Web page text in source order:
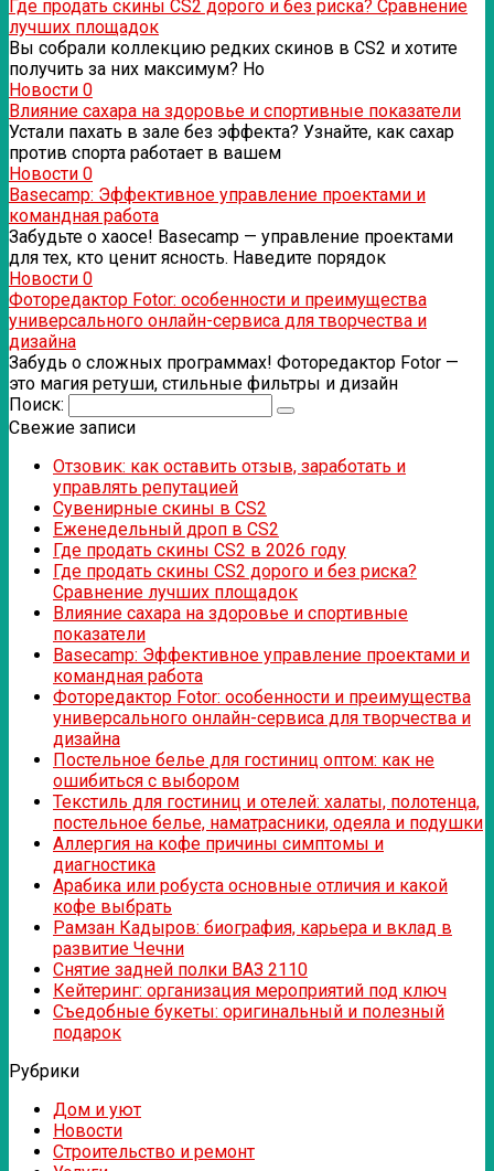
Где продать скины CS2 дорого и без риска? Сравнение
лучших площадок
Вы собрали коллекцию редких скинов в CS2 и хотите
получить за них максимум? Но
Новости 0
Влияние сахара на здоровье и спортивные показатели
Устали пахать в зале без эффекта? Узнайте, как сахар
против спорта работает в вашем
Новости 0
Basecamp: Эффективное управление проектами и
командная работа
Забудьте о хаосе! Basecamp — управление проектами
для тех, кто ценит ясность. Наведите порядок
Новости 0
Фоторедактор Fotor: особенности и преимущества
универсального онлайн-сервиса для творчества и
дизайна
Забудь о сложных программах! Фоторедактор Fotor —
это магия ретуши, стильные фильтры и дизайн
Поиск:
Свежие записи
Отзовик: как оставить отзыв, заработать и
управлять репутацией
Сувенирные скины в CS2
Еженедельный дроп в CS2
Где продать скины CS2 в 2026 году
Где продать скины CS2 дорого и без риска?
Сравнение лучших площадок
Влияние сахара на здоровье и спортивные
показатели
Basecamp: Эффективное управление проектами и
командная работа
Фоторедактор Fotor: особенности и преимущества
универсального онлайн-сервиса для творчества и
дизайна
Постельное белье для гостиниц оптом: как не
ошибиться с выбором
Текстиль для гостиниц и отелей: халаты, полотенца,
постельное белье, наматрасники, одеяла и подушки
Аллергия на кофе причины симптомы и
диагностика
Арабика или робуста основные отличия и какой
кофе выбрать
Рамзан Кадыров: биография, карьера и вклад в
развитие Чечни
Снятие задней полки ВАЗ 2110
Кейтеринг: организация мероприятий под ключ
Съедобные букеты: оригинальный и полезный
подарок
Рубрики
Дом и уют
Новости
Строительство и ремонт